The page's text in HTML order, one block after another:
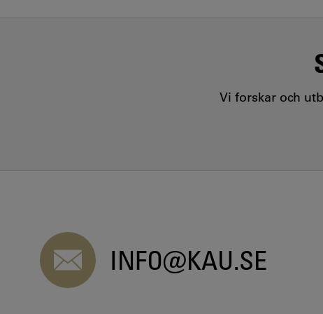
Vi forskar och
INFO@KAU.SE